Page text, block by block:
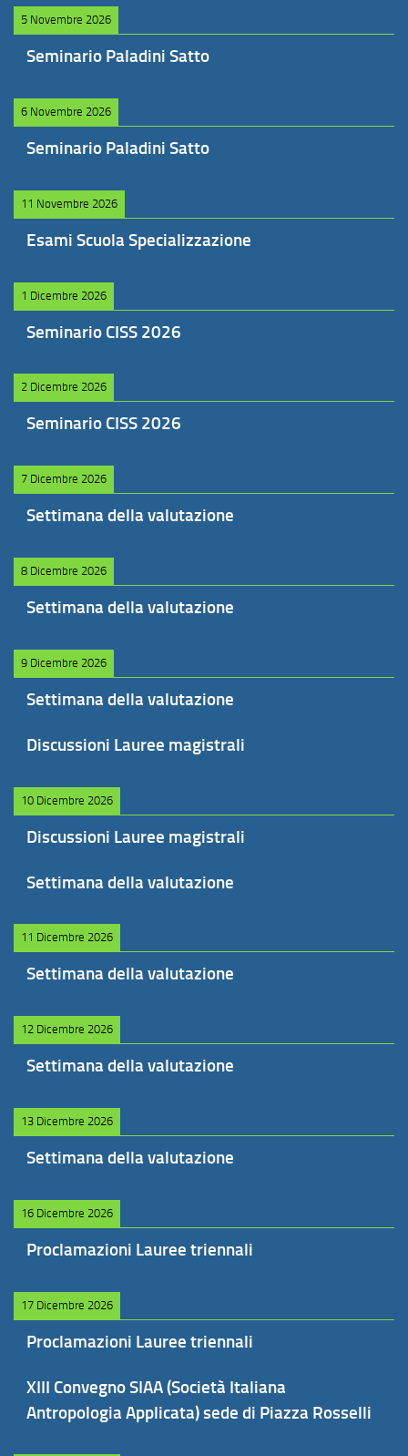
5 Novembre 2026
Seminario Paladini Satto
6 Novembre 2026
Seminario Paladini Satto
11 Novembre 2026
Esami Scuola Specializzazione
1 Dicembre 2026
Seminario CISS 2026
2 Dicembre 2026
Seminario CISS 2026
7 Dicembre 2026
Settimana della valutazione
8 Dicembre 2026
Settimana della valutazione
9 Dicembre 2026
Settimana della valutazione
Discussioni Lauree magistrali
10 Dicembre 2026
Discussioni Lauree magistrali
Settimana della valutazione
11 Dicembre 2026
Settimana della valutazione
12 Dicembre 2026
Settimana della valutazione
13 Dicembre 2026
Settimana della valutazione
16 Dicembre 2026
Proclamazioni Lauree triennali
17 Dicembre 2026
Proclamazioni Lauree triennali
XIII Convegno SIAA (Società Italiana
Antropologia Applicata) sede di Piazza Rosselli